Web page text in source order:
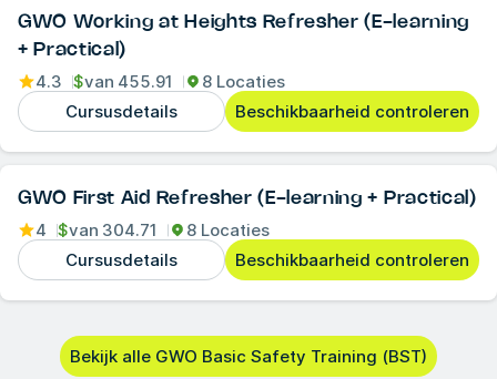
GWO Working at Heights Refresher (E-learning
+ Practical)
4.3 $van 455.91
8 Locaties
Cursusdetails
Beschikbaarheid controleren
GWO First Aid Refresher (E-learning + Practical)
4 $van 304.71
8 Locaties
Cursusdetails
Beschikbaarheid controleren
Bekijk alle GWO Basic Safety Training (BST)